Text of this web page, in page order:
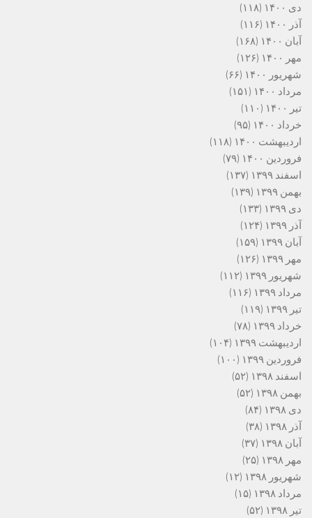
دی ۱۴۰۰
(۱۱۸)
آذر ۱۴۰۰
(۱۱۶)
آبان ۱۴۰۰
(۱۶۸)
مهر ۱۴۰۰
(۱۲۶)
شهریور ۱۴۰۰
(۶۶)
مرداد ۱۴۰۰
(۱۵۱)
تیر ۱۴۰۰
(۱۱۰)
خرداد ۱۴۰۰
(۹۵)
اردیبهشت ۱۴۰۰
(۱۱۸)
فروردین ۱۴۰۰
(۷۹)
اسفند ۱۳۹۹
(۱۳۷)
بهمن ۱۳۹۹
(۱۳۹)
دی ۱۳۹۹
(۱۳۳)
آذر ۱۳۹۹
(۱۲۴)
آبان ۱۳۹۹
(۱۵۹)
مهر ۱۳۹۹
(۱۲۶)
شهریور ۱۳۹۹
(۱۱۲)
مرداد ۱۳۹۹
(۱۱۶)
تیر ۱۳۹۹
(۱۱۹)
خرداد ۱۳۹۹
(۷۸)
اردیبهشت ۱۳۹۹
(۱۰۴)
فروردین ۱۳۹۹
(۱۰۰)
اسفند ۱۳۹۸
(۵۲)
بهمن ۱۳۹۸
(۵۲)
دی ۱۳۹۸
(۸۴)
آذر ۱۳۹۸
(۳۸)
آبان ۱۳۹۸
(۳۷)
مهر ۱۳۹۸
(۲۵)
شهریور ۱۳۹۸
(۱۲)
مرداد ۱۳۹۸
(۱۵)
تیر ۱۳۹۸
(۵۲)